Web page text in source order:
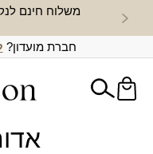
משלוח חינם לנק’
חברת מועדון?